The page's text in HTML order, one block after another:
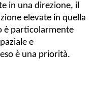
in una direzione, il
elevate in quella
è particolarmente
e
è una priorità.